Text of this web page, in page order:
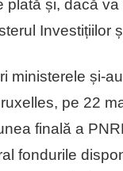
și, dacă
Investițiilor
ministerele și-
pe 22
finală a
fondurile